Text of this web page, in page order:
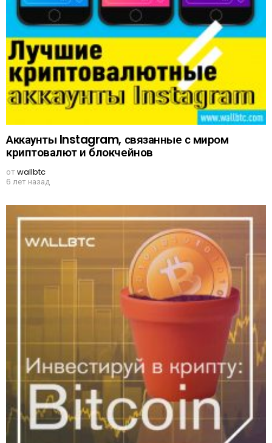
Аккаунты Instagram, связанные с миром
криптовалют и блокчейнов
отwallbtc
6 лет назад